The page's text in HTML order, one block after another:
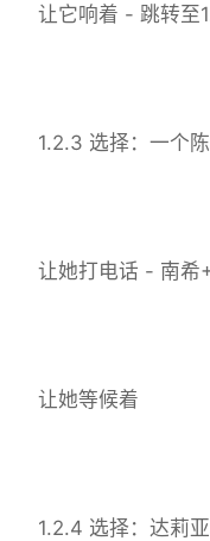
让它响着 - 跳转至
1.2.3 选择：一个
让她打电话 - 南希
让她等候着
1.2.4 选择：达莉